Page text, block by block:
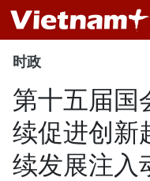
时政
第十五届国
续促进创新
续发展注入